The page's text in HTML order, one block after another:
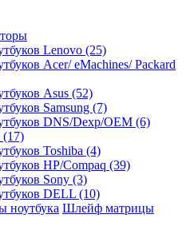
Lenovo (25)
Acer/ eMachines/ Packard
Asus (52)
Samsung (7)
DNS/Dexp/OEM (6)
(17)
Toshiba (4)
HP/Compaq (39)
Sony (3)
DELL (10)
Шлейф матрицы